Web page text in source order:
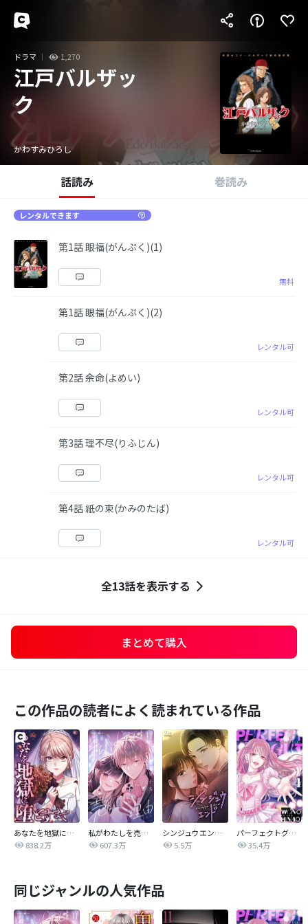
ドラマ 1,270
江戸バルザッ
ク
かわすみひろし
話読み 巻読み
レンタルできます
第1話 眼福(がんぷく)(1)
無料
第1話 眼福(がんぷく)(2)
レンタル可
第2話 余命(よめい)
レンタル可
第3話 理不尽(りふじん)
レンタル可
第4話 紙の束(かみのたば)
レンタル可
全13話を表示する
まとめて購入
この作品の読者によく読まれている作品
あなたを地獄に堕とすまで
838.2万
私がわたしを売る理由
607.3万
シンジュウエンド【タテヨミ】
5.5万
パーフェクトグリッター
35.4万
同じジャンルの人気作品